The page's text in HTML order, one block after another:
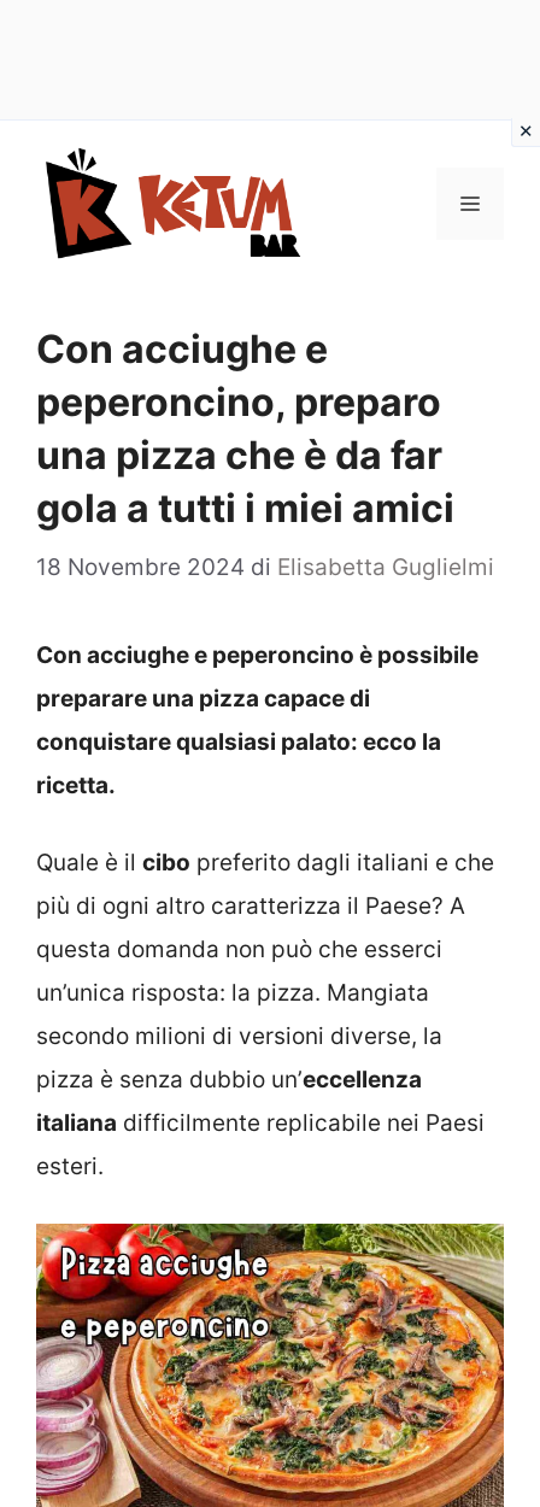
contenuto
Menu
Con acciughe e
peperoncino, preparo
una pizza che è da far
gola a tutti i miei amici
18 Novembre 2024 di Elisabetta Guglielmi
Con acciughe e peperoncino è possibile
preparare una pizza capace di
conquistare qualsiasi palato: ecco la
ricetta.
Quale è il cibo preferito dagli italiani e che
più di ogni altro caratterizza il Paese? A
questa domanda non può che esserci
un’unica risposta: la pizza. Mangiata
secondo milioni di versioni diverse, la
pizza è senza dubbio un’eccellenza
italiana difficilmente replicabile nei Paesi
esteri.